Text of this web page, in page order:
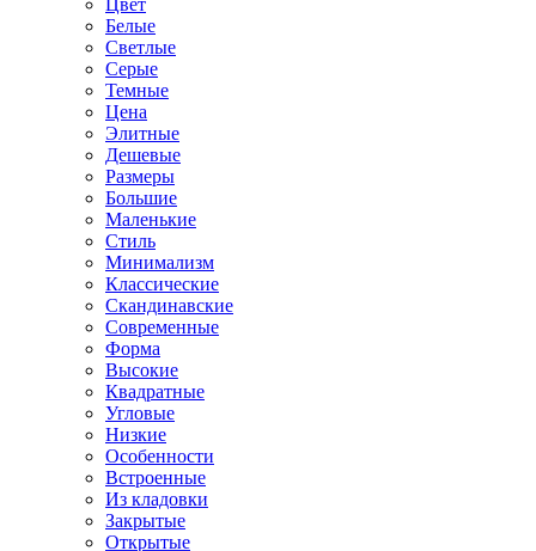
Цвет
Белые
Светлые
Серые
Темные
Цена
Элитные
Дешевые
Размеры
Большие
Маленькие
Стиль
Минимализм
Классические
Скандинавские
Современные
Форма
Высокие
Квадратные
Угловые
Низкие
Особенности
Встроенные
Из кладовки
Закрытые
Открытые